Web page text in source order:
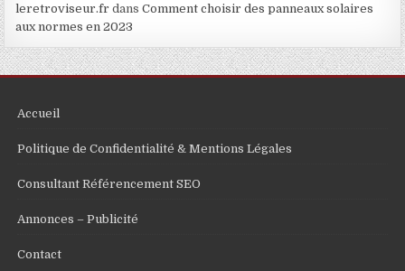
leretroviseur.fr dansComment choisir des panneaux solaires
aux normes en 2023
Accueil
Politique de Confidentialité & Mentions Légales
Consultant Référencement SEO
Annonces – Publicité
Contact